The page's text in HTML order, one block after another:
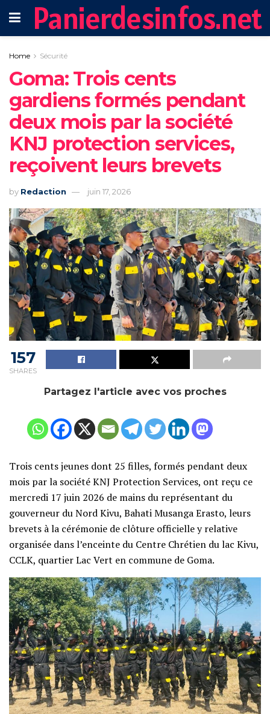
Panierdesinfos.net
Home Sécurité
Goma: Trois cents
gardiens formés pendant
deux mois par la société
KNJ protection services,
reçoivent leurs brevets
by Redaction juin 17, 2026
157
SHARES
Partagez l'article avec vos proches
Trois cents jeunes dont 25 filles, formés pendant deux
mois par la société KNJ Protection Services, ont reçu ce
mercredi 17 juin 2026 de mains du représentant du
gouverneur du Nord Kivu, Bahati Musanga Erasto, leurs
brevets à la cérémonie de clôture officielle y relative
organisée dans l’enceinte du Centre Chrétien du lac Kivu,
CCLK, quartier Lac Vert en commune de Goma.